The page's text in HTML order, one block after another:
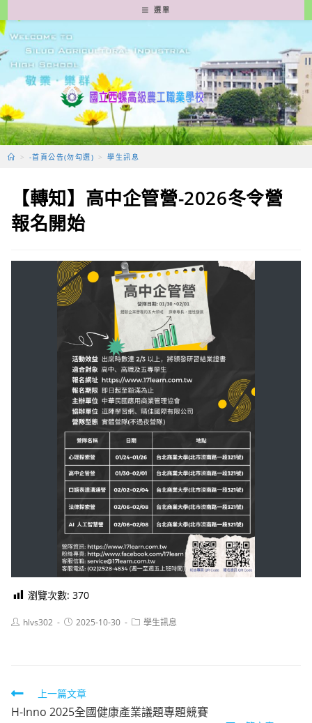
轉
至
要
容
選單
> -首頁公告(勿勾選) > 學生訊息
【轉知】高中企管營-2026冬令營
報名開始
瀏覽次數: 370
Posthlvs302
Post2025-10-30
Post學生訊息
Read
more
上一篇文章
H-Inno 2025全國健康產業議題專題競賽